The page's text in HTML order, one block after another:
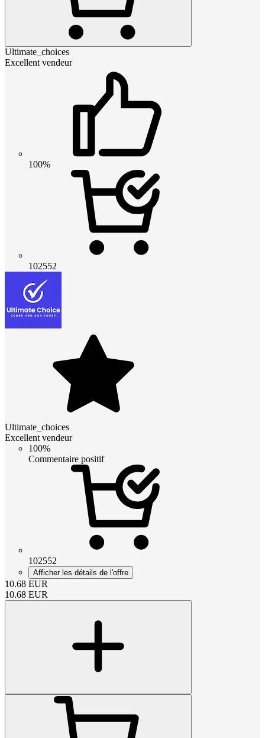
Ultimate_choices
Excellent vendeur
100%
102552
Ultimate_choices
Excellent vendeur
100%
Commentaire positif
102552
Afficher les détails de l'offre
10.68 EUR
10.68 EUR